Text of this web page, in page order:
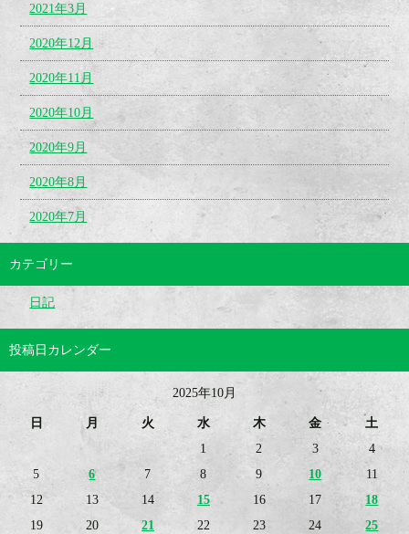
2021年3月
2020年12月
2020年11月
2020年10月
2020年9月
2020年8月
2020年7月
カテゴリー
日記
投稿日カレンダー
2025年10月
日 月 火 水 木 金
土
1
2 3
4
5
6 7 8 9 10
11
12
13 14 15 16 17
18
19
20 21 22 23 24 25